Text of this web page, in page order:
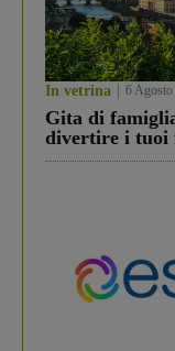
In vetrina 6
Gita di
divertire i tuoi